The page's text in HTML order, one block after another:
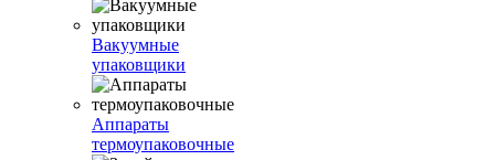
Вакуумные
упаковщики
Аппараты
термоупаковочные